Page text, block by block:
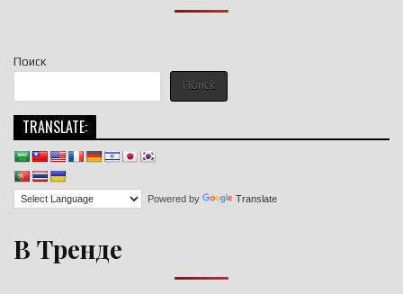
Поиск
Поиск
TRANSLATE:
Powered by Translate
В Тренде